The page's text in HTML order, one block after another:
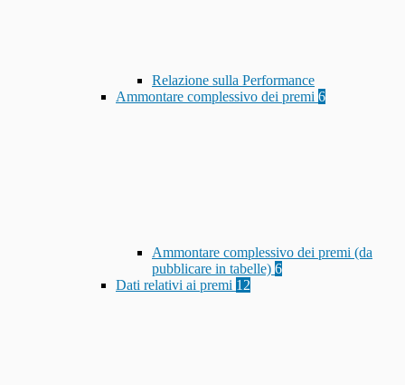
Relazione sulla Performance
Ammontare complessivo dei premi 6
Ammontare complessivo dei premi (da
pubblicare in tabelle) 6
Dati relativi ai premi 12